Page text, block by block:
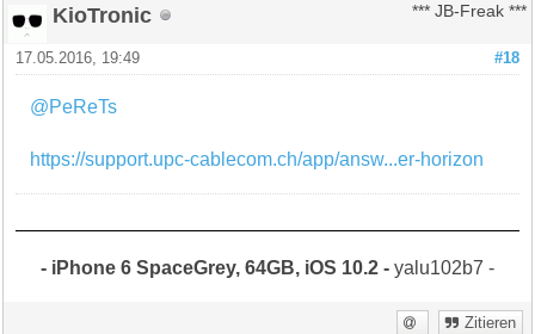
KioTronic *** JB-Freak ***
#18
17.05.2016, 19:49
@PeReTs
https://support.upc-cablecom.ch/app/answ...er-horizon
- iPhone 6 SpaceGrey, 64GB, iOS 10.2 -yalu102b7 -
Zitieren